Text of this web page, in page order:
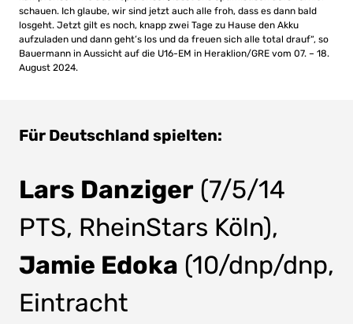
schauen. Ich glaube, wir sind jetzt auch alle froh, dass es dann bald
losgeht. Jetzt gilt es noch, knapp zwei Tage zu Hause den Akku
aufzuladen und dann geht’s los und da freuen sich alle total drauf“, so
Bauermann in Aussicht auf die U16-EM in Heraklion/GRE vom 07. – 18.
August 2024.
Für Deutschland spielten:
Lars Danziger (7/5/14
PTS, RheinStars Köln),
Jamie Edoka (10/dnp/dnp,
Eintracht